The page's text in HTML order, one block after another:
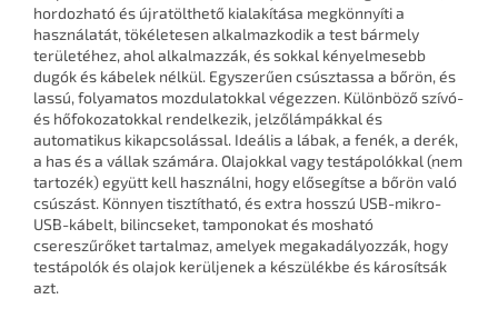
hordozható és újratölthető kialakítása megkönnyíti a
használatát, tökéletesen alkalmazkodik a test bármely
területéhez, ahol alkalmazzák, és sokkal kényelmesebb
dugók és kábelek nélkül. Egyszerűen csúsztassa a bőrön, és
lassú, folyamatos mozdulatokkal végezzen. Különböző szívó-
és hőfokozatokkal rendelkezik, jelzőlámpákkal és
automatikus kikapcsolással. Ideális a lábak, a fenék, a derék,
a has és a vállak számára. Olajokkal vagy testápolókkal (nem
tartozék) együtt kell használni, hogy elősegítse a bőrön való
csúszást. Könnyen tisztítható, és extra hosszú USB-mikro-
USB-kábelt, bilincseket, tamponokat és mosható
csereszűrőket tartalmaz, amelyek megakadályozzák, hogy
testápolók és olajok kerüljenek a készülékbe és károsítsák
azt.